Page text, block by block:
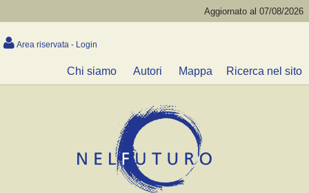
Aggiornato al 07/08/2026
Area riservata - Login
Chi siamo Autori Mappa Ricerca nel sito